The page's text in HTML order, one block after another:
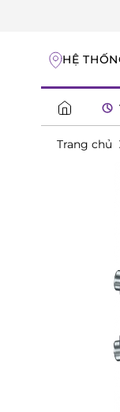
HỆ
Trang chủ